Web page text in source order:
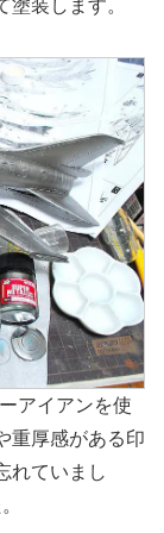
装します。
アイアンを使
重厚感がある印
れていまし